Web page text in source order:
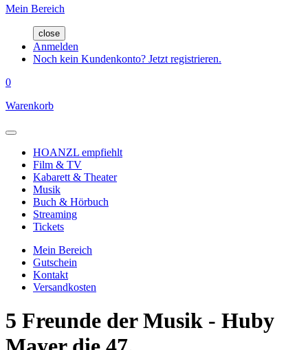
Mein Bereich
close
Anmelden
Noch kein Kundenkonto? Jetzt registrieren.
0
Warenkorb
HOANZL empfiehlt
Film & TV
Kabarett & Theater
Musik
Buch & Hörbuch
Streaming
Tickets
Mein Bereich
Gutschein
Kontakt
Versandkosten
5 Freunde der Musik - Huby